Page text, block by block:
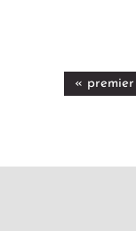
« premier